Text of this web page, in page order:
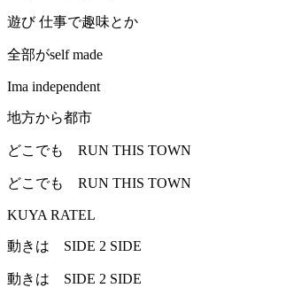
遊び 仕事で趣味とか
全部がself made
Ima independent
地方から都市
どこでも RUN THIS TOWN
どこでも RUN THIS TOWN
KUYA RATEL
動きは SIDE 2 SIDE
動きは SIDE 2 SIDE